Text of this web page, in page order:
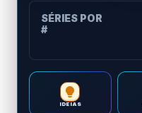
SÉRIES POR
#
IDEIAS